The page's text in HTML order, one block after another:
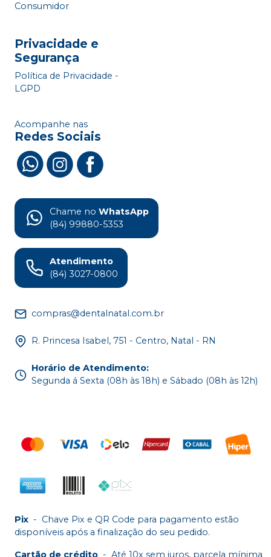
Consumidor
Privacidade e
Segurança
Política de Privacidade -
LGPD
Acompanhe nas
Redes Sociais
Chame no WhatsApp
(84) 99880-5353
Atendimento
(84) 3027-0800
compras@dentalnatal.com.br
R. Princesa Isabel, 751 - Centro, Natal - RN
Horário de Atendimento:
Segunda á Sexta (08h às 18h) e Sábado (08h às 12h)
Pix - Chave Pix e QR Code para pagamento estão
disponíveis após a finalização do seu pedido.